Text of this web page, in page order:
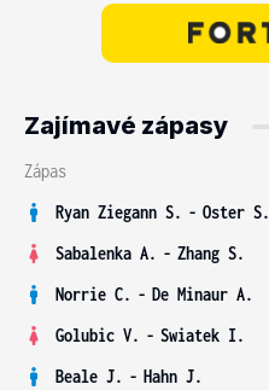
Zajímavé zápasy
Zápas
Ryan Ziegann S. - Oster S.
Sabalenka A. - Zhang S.
Norrie C. - De Minaur A.
Golubic V. - Swiatek I.
Beale J. - Hahn J.